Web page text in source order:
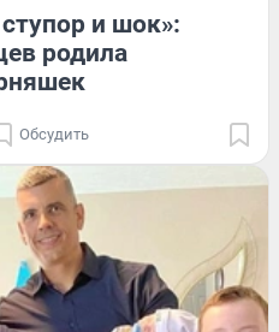
и шок»:
родила
Обсудить